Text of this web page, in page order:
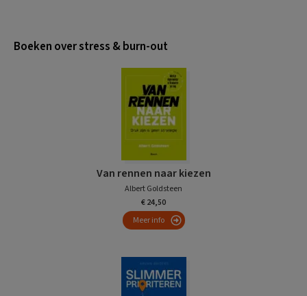
Boeken over stress & burn-out
Van rennen naar kiezen
Albert Goldsteen
€ 24,50
Meer info